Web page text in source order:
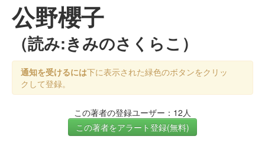
公野櫻子
（読み:きみのさくらこ）
通知を受けるには下に表示された緑色のボタンをクリッ
クして登録。
この著者の登録ユーザー：12人
この著者をアラート登録(無料)